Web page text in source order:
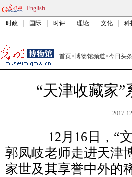
English
时政 国际 时评 理论 文化 科
首页>博物馆频道>今日头条
“天津收藏家
2017-
12月16日，“文博
郭凤岐老师走进天津
家世及其享誉中外的